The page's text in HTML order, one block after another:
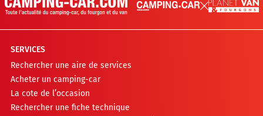
SERVICES
Rechercher une aire de services
Acheter un camping-car
La cote de l’occasion
Rechercher une fiche technique